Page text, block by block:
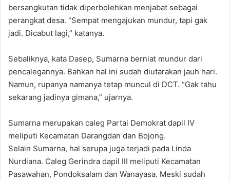
bersangkutan tidak diperbolehkan menjabat sebagai
perangkat desa. “Sempat mengajukan mundur, tapi gak
jadi. Dicabut lagi,” katanya.
Sebaliknya, kata Dasep, Sumarna berniat mundur dari
pencalegannya. Bahkan hal ini sudah diutarakan jauh hari.
Namun, rupanya namanya tetap muncul di DCT. “Gak tahu
sekarang jadinya gimana,” ujarnya.
Sumarna merupakan caleg Partai Demokrat dapil IV
meliputi Kecamatan Darangdan dan Bojong.
Selain Sumarna, hal serupa juga terjadi pada Linda
Nurdiana. Caleg Gerindra dapil III meliputi Kecamatan
Pasawahan, Pondoksalam dan Wanayasa. Meski sudah